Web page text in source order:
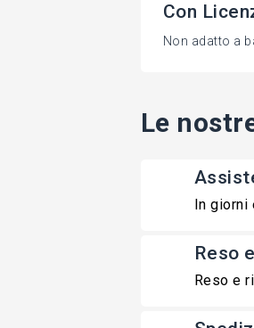
Con
Non adatto a
Le
In
Reso
Reso e